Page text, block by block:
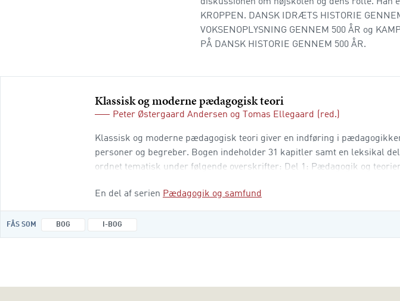
KROPPEN. DANSK IDRÆTS HISTORIE
VOKSENOPLYSNING GENNEM 500 ÅR og
PÅ DANSK HISTORIE GENNEM 500 ÅR.
Klassisk og moderne pædagogisk teori
Peter Østergaard Andersen og Tomas Ellegaard (red.)
Klassisk og moderne pædagogisk teori giver en indføring i
personer og begreber. Bogen indeholder 31 kapitler samt en leksikal
ordnet tematisk under følgende overskrifter: Del 1: Pædagogik og
En del af serien Pædagogik og samfund
FÅS SOM BOG I-BOG